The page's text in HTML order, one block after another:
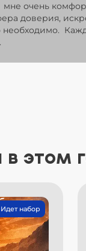
очень
доверия,
необходимо.
этом
Идет набор